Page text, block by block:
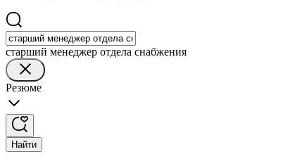
старший менеджер отдела снабжения
Резюме
Найти